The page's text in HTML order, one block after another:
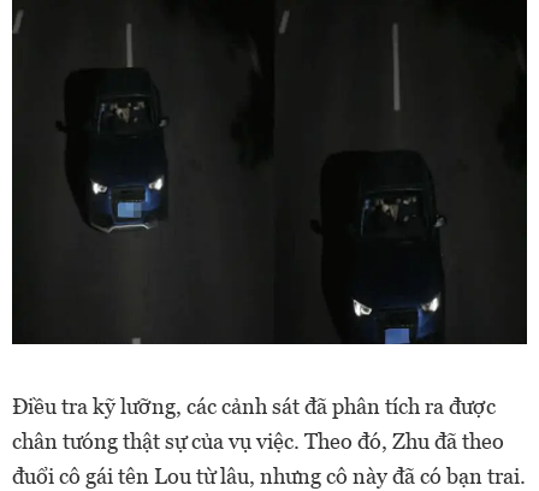
Điều tra kỹ lưỡng, các cảnh sát đã phân tích ra được
chân tưóng thật sự của vụ việc. Theo đó, Zhu đã theo
đuổi cô gái tên Lou từ lâu, nhưng cô này đã có bạn trai.